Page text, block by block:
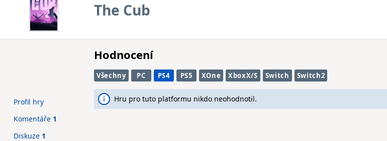
The Cub
Hodnocení
Všechny PC PS4 PS5 XOne XboxX/S Switch Switch2
Hru pro tuto platformu nikdo neohodnotil.
Profil hry
Komentáře 1
Diskuze 1